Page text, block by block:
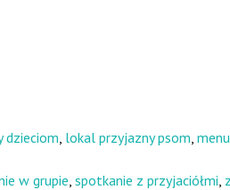
dzieciom, lokal przyjazny psom,
w grupie, spotkanie z przyjaciółmi,